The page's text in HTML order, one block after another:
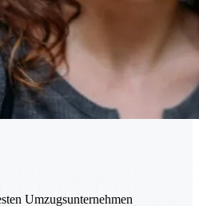
Umzugsunternehmen